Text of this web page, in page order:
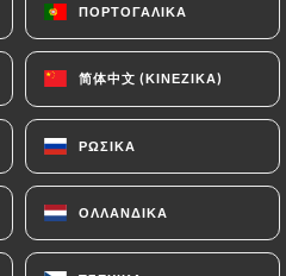
ΠΟΡΤΟΓΑΛΙΚΆ
简体中文 (ΚΙΝΈΖΙΚΑ)
ΡΩΣΙΚΆ
ΟΛΛΑΝΔΙΚΆ
de Chine
ΠΟΡΤΟΓΑΛΙΚΆ
简体中文 (ΚΙΝΈΖΙΚΑ)
ΡΩΣΙΚΆ
ΟΛΛΑΝΔΙΚΆ